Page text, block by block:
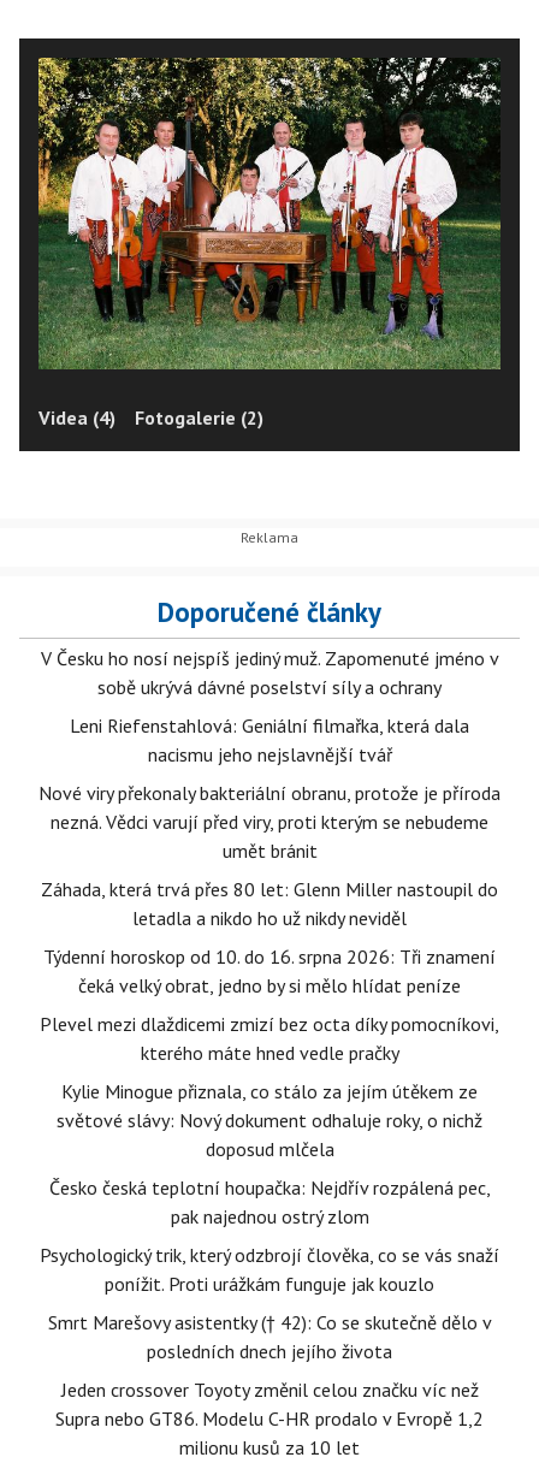
Videa (4) Fotogalerie (2)
Doporučené články
V Česku ho nosí nejspíš jediný muž. Zapomenuté jméno v
sobě ukrývá dávné poselství síly a ochrany
Leni Riefenstahlová: Geniální filmařka, která dala
nacismu jeho nejslavnější tvář
Nové viry překonaly bakteriální obranu, protože je příroda
nezná. Vědci varují před viry, proti kterým se nebudeme
umět bránit
Záhada, která trvá přes 80 let: Glenn Miller nastoupil do
letadla a nikdo ho už nikdy neviděl
Týdenní horoskop od 10. do 16. srpna 2026: Tři znamení
čeká velký obrat, jedno by si mělo hlídat peníze
Plevel mezi dlaždicemi zmizí bez octa díky pomocníkovi,
kterého máte hned vedle pračky
Kylie Minogue přiznala, co stálo za jejím útěkem ze
světové slávy: Nový dokument odhaluje roky, o nichž
doposud mlčela
Česko česká teplotní houpačka: Nejdřív rozpálená pec,
pak najednou ostrý zlom
Psychologický trik, který odzbrojí člověka, co se vás snaží
ponížit. Proti urážkám funguje jak kouzlo
Smrt Marešovy asistentky († 42): Co se skutečně dělo v
posledních dnech jejího života
Jeden crossover Toyoty změnil celou značku víc než
Supra nebo GT86. Modelu C-HR prodalo v Evropě 1,2
milionu kusů za 10 let